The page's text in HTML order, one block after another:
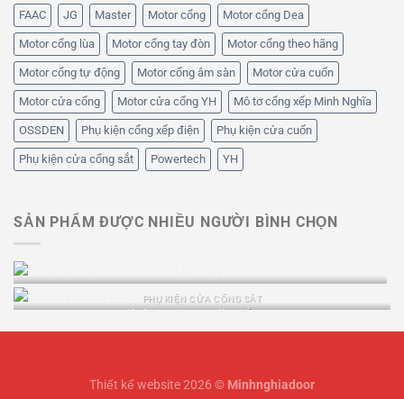
FAAC JG Master Motor cổng Motor cổng Dea
Motor cổng lùa Motor cổng tay đòn Motor cổng theo hãng
Motor cổng tự động Motor cổng âm sàn Motor cửa cuốn
Motor cửa cổng Motor cửa cổng YH Mô tơ cổng xếp Minh Nghĩa
OSSDEN Phụ kiện cổng xếp điện Phụ kiện cửa cuốn
Phụ kiện cửa cổng sắt Powertech YH
SẢN PHẨM ĐƯỢC NHIỀU NGƯỜI BÌNH CHỌN
Motor cổng lùa JG P370 900kg
PHỤ KIỆN CỬA CỔNG SẮT
Bánh xe treo cửa lùa sắt ray I
Thiết kế website 2026 © Minhnghiadoor